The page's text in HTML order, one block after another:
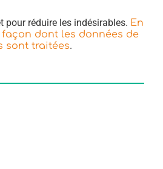
pour réduire les indésirables. En
dont les données de
sont traitées.